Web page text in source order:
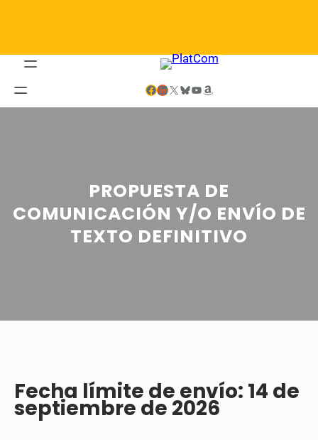
Facebook LinkedIn X Bluesky YouTube Amazon
PROPUESTA DE
COMUNICACIÓN Y/O ENVÍO DE
TEXTO DEFINITIVO
Fecha límite de envío: 14 de
septiembre de 2026